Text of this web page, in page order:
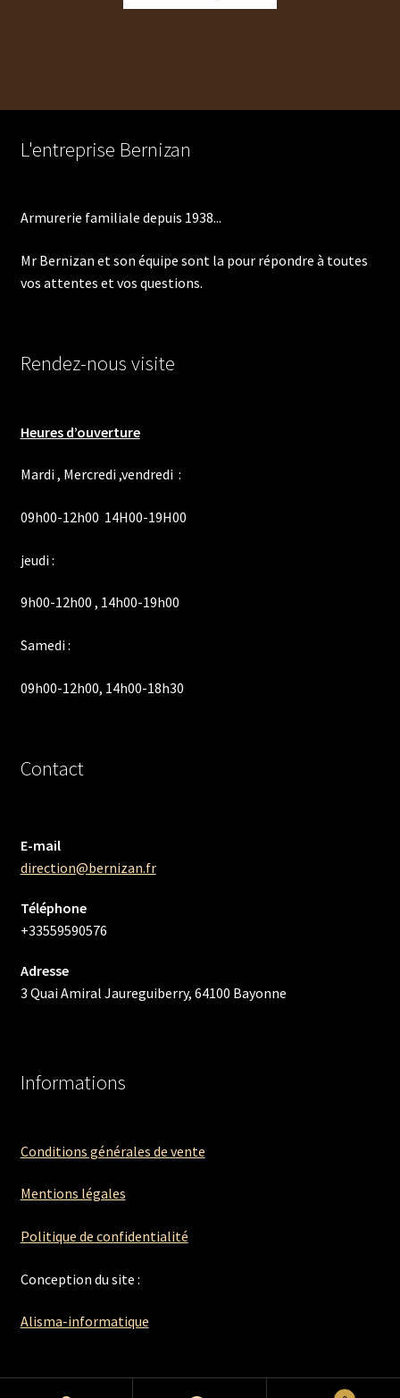
960,00 €
options
du
L'entreprise Bernizan
Armurerie familiale depuis 1938...
Mr Bernizan et son équipe sont la pour répondre à toutes
vos attentes et vos questions.
Rendez-nous visite
Heures d’ouverture
Mardi , Mercredi ,vendredi :
09h00-12h00 14H00-19H00
jeudi :
9h00-12h00 , 14h00-19h00
Samedi :
09h00-12h00, 14h00-18h30
Contact
E-mail
direction@bernizan.fr
Téléphone
+33559590576
Adresse
3 Quai Amiral Jaureguiberry, 64100 Bayonne
Informations
Conditions générales de vente
Mentions légales
Politique de confidentialité
Conception du site :
Alisma-informatique